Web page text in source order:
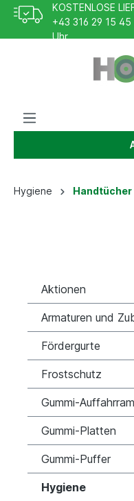
KOSTENLOSE
+43 316 29 15
Uhr
24/7
Hygiene Handtücher
Aktionen
Armaturen und
Fördergurte
Frostschutz
Gummi-
Gummi-Platten
Gummi-Puffer
Hygiene